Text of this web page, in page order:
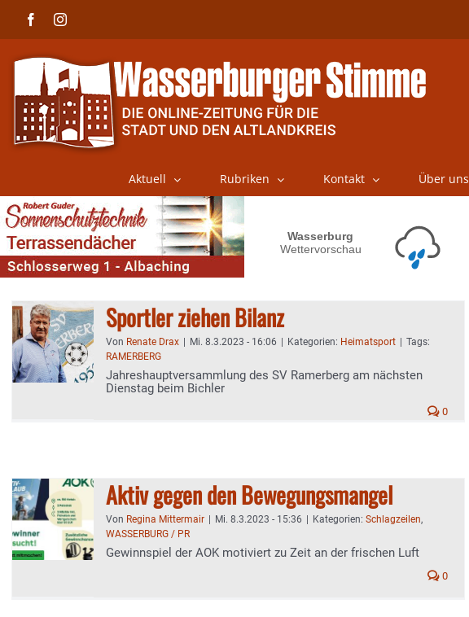
FacebookInstagram
Aktuell Rubriken Kontakt Über uns
Sportler ziehen Bilanz
Von Renate Drax Mi. 8.3.2023 - 16:06 Kategorien: Heimatsport
Tags:
RAMERBERG
Jahreshauptversammlung des SV Ramerberg am nächsten
Dienstag beim Bichler
0
Aktiv gegen den Bewegungsmangel
Von Regina Mittermair Mi. 8.3.2023 - 15:36 Kategorien: Schlagzeilen,
WASSERBURG / PR
Gewinnspiel der AOK motiviert zu Zeit an der frischen Luft
0